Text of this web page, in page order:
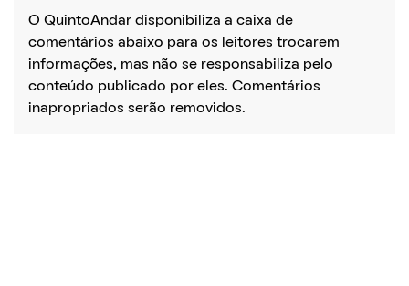
O QuintoAndar disponibiliza a caixa de
comentários abaixo para os leitores trocarem
informações, mas não se responsabiliza pelo
conteúdo publicado por eles. Comentários
inapropriados serão removidos.